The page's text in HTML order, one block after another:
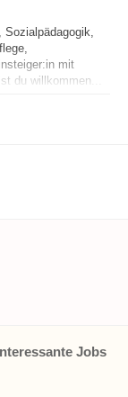
Sozialpädagogik,
mit
du willkommen...
Jobs